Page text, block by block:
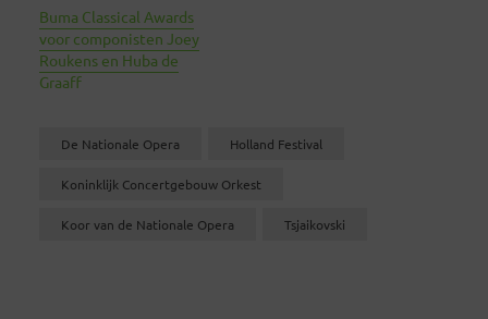
Buma Classical Awards
voor componisten Joey
Roukens en Huba de
Graaff
De Nationale Opera Holland Festival
Koninklijk Concertgebouw Orkest
Koor van de Nationale Opera Tsjaikovski